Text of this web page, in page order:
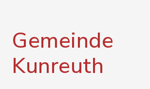
Gemeinde
Kunreuth